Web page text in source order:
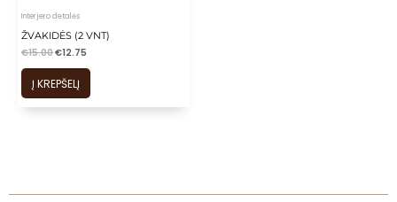
Interjero detalės
ŽVAKIDĖS (2 VNT)
€15.00€12.75
Į KREPŠELĮ